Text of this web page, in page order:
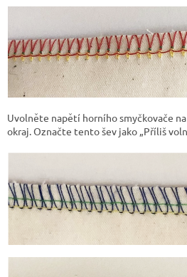
Uvolněte napětí horního smyčkovače
okraj. Označte tento šev jako „Příliš